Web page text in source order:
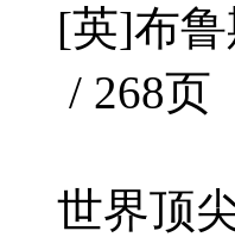
[英]布
/ 268页
世界顶